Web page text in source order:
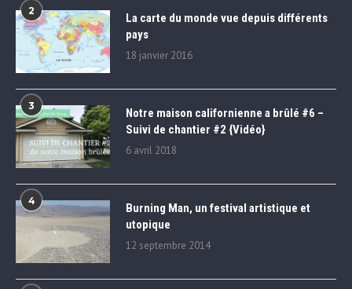
2
La carte du monde vue depuis différents
pays
18 janvier 2016
3
Notre maison californienne a brûlé #6 –
Suivi de chantier #2 {Vidéo}
6 avril 2018
4
Burning Man, un festival artistique et
utopique
12 septembre 2014